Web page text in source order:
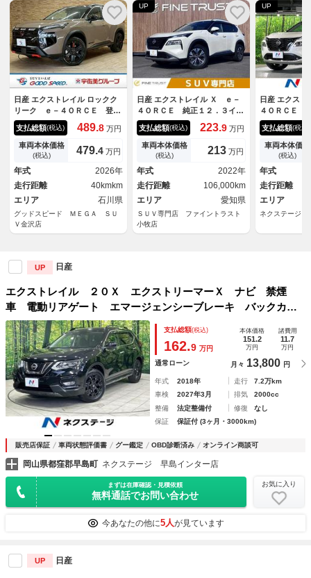
日産 エクストレイル ロックク
リーク ｅ－４ＯＲＣＥ 登録
済未使用車／特別仕様車／Ａｐ
ｐｌｅＣａｒｐｌａｙ／プロパ
イロット／ＲＯＣＫ ＣＲＥＥ
Ｋ専用１９ｉｎＡＷ／専用グリ
ル／防水セルクロスシート／電
動リアゲート／シートヒーター
／デジタルインナーミラー
支払総額(税込) 489.8 万円
車両本体価格
(税込) 479.4 万円
年式
2026年
走行距離
40kmkm
エリア
石川県
グッドスピード ＭＥＧＡ ＳＵ
Ｖ金沢店
UP
日産 エクストレイル Ｘ ｅ－
４ＯＲＣＥ 純正１２．３イン
チナビ アラウンドビューモニ
ター レーダークルーズコント
ロール プロパイロット シー
トヒーター デジタルインナー
ミラー ルーフレール ４Ｗ
Ｄ 禁煙車 Ｂｌｕｅｔｏｏｔ
ｈ １５００Ｗ給電
支払総額(税込) 223.9 万円
車両本体価格
(税込) 213 万円
年式
2022年
走行距離
106,000km
エリア
愛知県
ＳＵＶ専門店 ファイントラスト
小牧店
UP
日産 エクス
４ＯＲＣＥ
型ナビ 全周
害軽減システ
ーズ 禁煙
ラレコ コー
ＥＤヘッド
Ｃ 純正１９
支払総額(税込)
車両本体価格
(税込)
年式
走行距離
エリア
ネクステージ
UP 日産
エクストレイル ２０Ｘ エクストリーマーＸ ナビ 禁煙
車 電動リアゲート エマージェンシーブレーキ バックカメ
ラ Ｂｌｕｅｔｏｏｔｈ ＥＴＣ ルーフレール ＬＥＤヘッ
ドランプ グレード専用１８インチアルミ 防水シート
支払総額(税込)
162.9 万円
本体価格
151.2
万円
諸費用
11.7
万円
通常ローン 月々 13,800 円
年式 2018年 走行
7.2万km
車検
2027年3月 排気
2000cc
整備
法定整備付 修復
なし
保証
保証付 (3ヶ月・3000km)
販売店保証 車両状態評価書 グー鑑定 OBD診断済み オンライン商談可
岡山県都窪郡早島町 ネクステージ 早島インター店
まずは在庫確認・見積依頼
無料通話でお問い合わせ
お気に入り
今あなたの他に5人が見ています
UP 日産